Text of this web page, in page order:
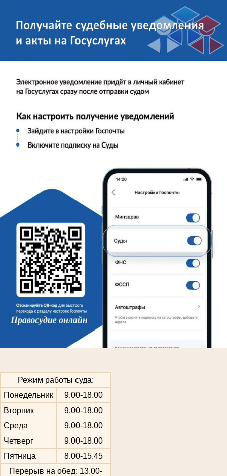
Режим работы суда:
Понедельник
9.00-18.00
Вторник
9.00-18.00
Среда
9.00-18.00
Четверг
9.00-18.00
Пятница
8.00-15.45
Перерыв на обед: 13.00-